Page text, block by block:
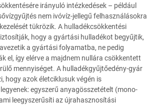
irányuló intézkedések – például
nem ivóvíz-jellegű felhasználásokra
tükrözik. A hulladékcsökkentési
hogy a gyártási hulladékot begyűjtik,
a gyártási folyamatba, ne pedig
el, így elérve a majdnem nullára csökkentett
mennyiséget. A hulladékgyűjtőedény-gyár
hogy azok életciklusuk végén is
egyszerű anyagösszetételt (mono-
leegyszerűsíti az újrahasznosítási